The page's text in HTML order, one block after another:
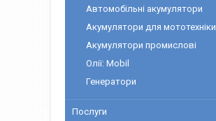
Автомобільні акумулятори
Акумулятори для мототехніки
Акумулятори промислові
Олії: Mobil
Генератори
Послуги